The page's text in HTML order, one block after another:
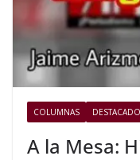
COLUMNAS
A la Mesa: